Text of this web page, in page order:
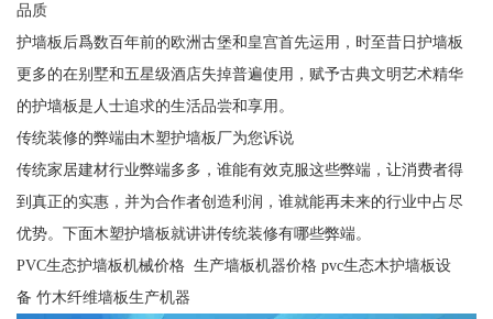
品质
护墙板后爲数百年前的欧洲古堡和皇宫首先运用，时至昔日护墙板
更多的在别墅和五星级酒店失掉普遍使用，赋予古典文明艺术精华
的护墙板是人士追求的生活品尝和享用。
传统装修的弊端由木塑护墙板厂为您诉说
传统家居建材行业弊端多多，谁能有效克服这些弊端，让消费者得
到真正的实惠，并为合作者创造利润，谁就能再未来的行业中占尽
优势。下面木塑护墙板就讲讲传统装修有哪些弊端。
PVC生态护墙板机械价格 生产墙板机器价格 pvc生态木护墙板设
备 竹木纤维墙板生产机器